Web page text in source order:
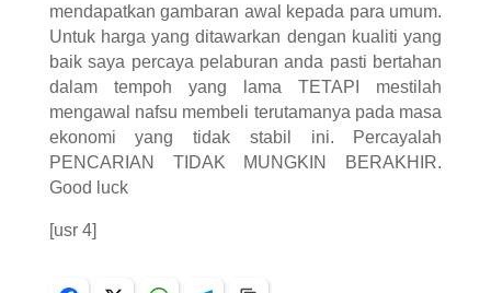
mendapatkan gambaran awal kepada para umum.
Untuk harga yang ditawarkan dengan kualiti yang
baik saya percaya pelaburan anda pasti bertahan
dalam tempoh yang lama TETAPI mestilah
mengawal nafsu membeli terutamanya pada masa
ekonomi yang tidak stabil ini. Percayalah
PENCARIAN TIDAK MUNGKIN BERAKHIR.
Good luck
[usr 4]